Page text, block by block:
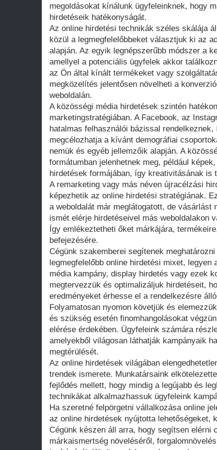
megoldásokat kínálunk ügyfeleinknek, hogy
hirdetéseik hatékonyságát.
Az online hirdetési technikák széles skálája
közül a legmegfelelőbbeket választjuk ki az
alapján. Az egyik legnépszerűbb módszer a
amellyel a potenciális ügyfelek akkor
az Ön által kínált termékeket vagy
megközelítés jelentősen növelheti a
weboldalán.
A közösségi média hirdetések szintén
marketingstratégiában. A Facebook, az
hatalmas felhasználói bázissal
megcélozhatja a kívánt demográfiai
nemük és egyéb jellemzőik alapján. A
formátumban jelenhetnek meg, például
hirdetések formájában, így kreativitásának is
A remarketing vagy más néven újracélzási
képezhetik az online hirdetési stratégiának.
a weboldalát már meglátogatott, de vásárlást
ismét elérje hirdetéseivel más weboldalakon
Így emlékeztetheti őket márkájára,
befejezésére.
Cégünk szakemberei segítenek
legmegfelelőbb online hirdetési mixet,
média kampány, display hirdetés vagy ezek
megtervezzük és optimalizáljuk hirdetéseit,
eredményeket érhesse el a rendelkezésre
Folyamatosan nyomon követjük és
és szükség esetén finomhangolásokat
elérése érdekében. Ügyfeleink számára
amelyekből világosan láthatják kampányaik
megtérülését.
Az online hirdetések világában
trendek ismerete. Munkatársaink
fejlődés mellett, hogy mindig a legújabb és
technikákat alkalmazhassuk ügyfeleink
Ha szeretné felpörgetni vállalkozása online
az online hirdetések nyújtotta lehetőségeket,
Cégünk készen áll arra, hogy segítsen elérni
márkaismertség növeléséről,